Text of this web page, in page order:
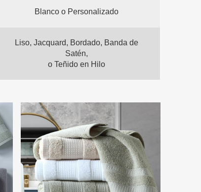
Blanco o Personalizado
Liso, Jacquard, Bordado, Banda de
Satén,
o Teñido en Hilo